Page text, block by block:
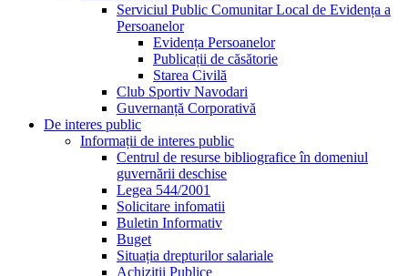
Serviciul Public Comunitar Local de Evidența a
Persoanelor
Evidența Persoanelor
Publicații de căsătorie
Starea Civilă
Club Sportiv Navodari
Guvernanță Corporativă
De interes public
Informații de interes public
Centrul de resurse bibliografice în domeniul
guvernării deschise
Legea 544/2001
Solicitare infomatii
Buletin Informativ
Buget
Situația drepturilor salariale
Achizitii Publice